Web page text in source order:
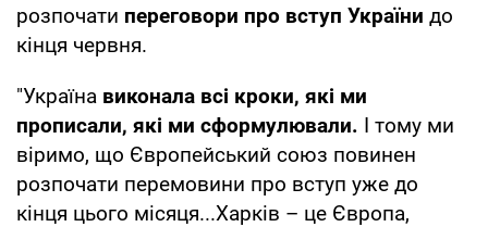
розпочати переговори про вступ України до
кінця червня.
"Україна виконала всі кроки, які ми
прописали, які ми сформулювали. І тому ми
віримо, що Європейський союз повинен
розпочати перемовини про вступ уже до
кінця цього місяця...Харків – це Європа,